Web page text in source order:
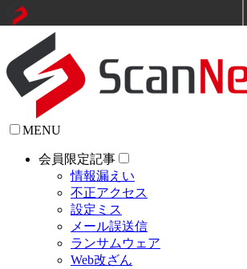
MENU
会員限定記事
情報漏えい
不正アクセス
設定ミス
メール誤送信
ランサムウェア
Web改ざん